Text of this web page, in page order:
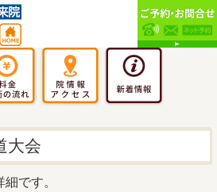
大会
です。